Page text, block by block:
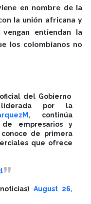
en nombre de la
la unión africana y
entiendan la
los colombianos no
del Gobierno
por la
, continúa
de empresarios y
de primera
que ofrece
August 26,